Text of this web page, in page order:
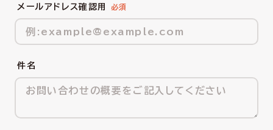
メールアドレス確認用
件名